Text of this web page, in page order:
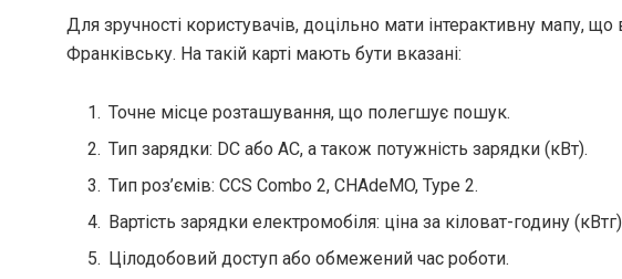
Для зручності користувачів, доцільно мати інтерактивну мапу, що
Франківську. На такій карті мають бути вказані:
Точне місце розташування, що полегшує пошук.
Тип зарядки: DC або AC, а також потужність зарядки (кВт).
Тип роз’ємів: CCS Combo 2, CHAdeMO, Type 2.
Вартість зарядки електромобіля: ціна за кіловат-годину
Цілодобовий доступ або обмежений час роботи.